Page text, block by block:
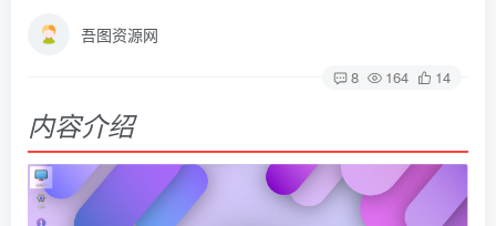
吾图资源网
8 164 14
内容介绍